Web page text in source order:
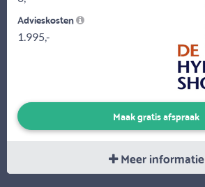
Advieskosten
1.995,-
Maak gratis afspraak
Meer informatie